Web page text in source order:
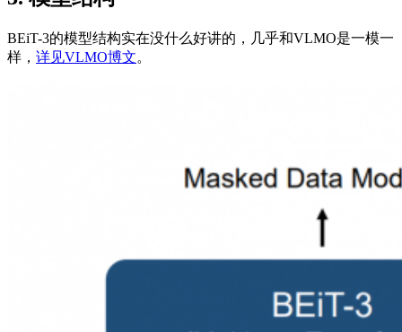
BEiT-3的模型结构实在没什么好讲的，几乎和VLMO是一模一
样， 详见VLMO博文。